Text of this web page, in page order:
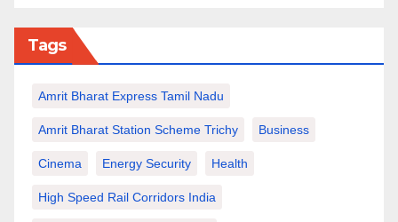
Tags
Amrit Bharat Express Tamil Nadu
Amrit Bharat Station Scheme Trichy Business
Cinema Energy Security Health
High Speed Rail Corridors India